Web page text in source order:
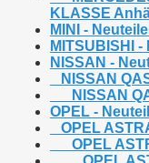
KLASSE
MINI -
MITSUBISHI
NISSAN -
NISSAN
NISSAN
OPEL -
OPEL
OPEL